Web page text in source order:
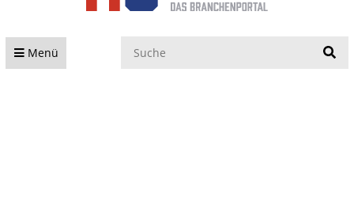
Menü